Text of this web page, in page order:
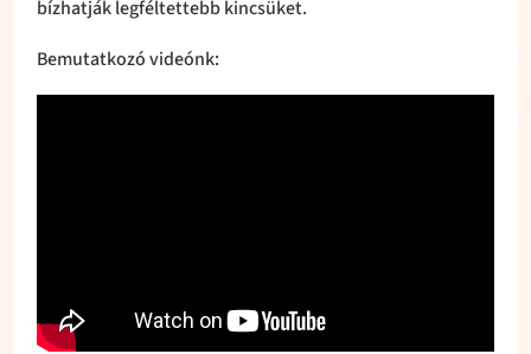
bízhatják legféltettebb kincsüket.
Bemutatkozó videónk: